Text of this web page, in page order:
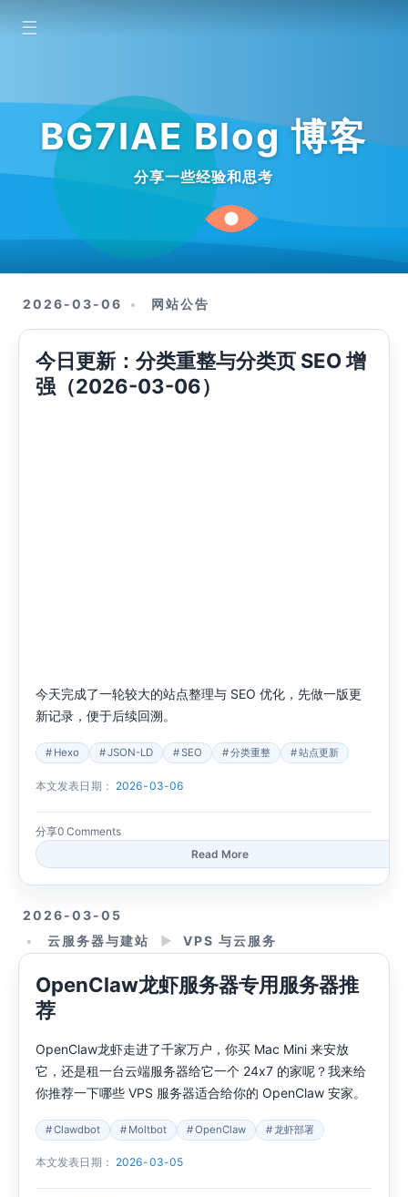
BG7IAE Blog 博客
分享一些经验和思考
☰
2026-03-06 网站公告
今日更新：分类重整与分类页 SEO 增
强（2026-03-06）
今天完成了一轮较大的站点整理与 SEO 优化，先做一版更
新记录，便于后续回溯。
Hexo JSON-LD SEO 分类重整 站点更新
本文发表日期： 2026-03-06
分享0 Comments
Read More
2026-03-05
云服务器与建站
► VPS 与云服务
OpenClaw龙虾服务器专用服务器推
荐
OpenClaw龙虾走进了千家万户，你买 Mac Mini 来安放
它，还是租一台云端服务器给它一个 24x7 的家呢？我来给
你推荐一下哪些 VPS 服务器适合给你的 OpenClaw 安家。
Clawdbot Moltbot OpenClaw 龙虾部署
本文发表日期： 2026-03-05